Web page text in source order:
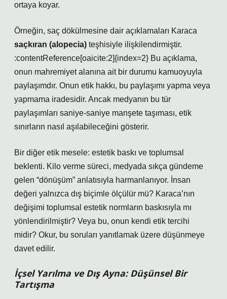
ortaya koyar.
Örneğin, saç dökülmesine dair açıklamaları Karaca
saçkıran (alopecia) teşhisiyle ilişkilendirmiştir.
:contentReference[oaicite:2]{index=2} Bu açıklama,
onun mahremiyet alanına ait bir durumu kamuoyuyla
paylaşımdır. Onun etik hakkı, bu paylaşımı yapma veya
yapmama iradesidir. Ancak medyanın bu tür
paylaşımları saniye-saniye manşete taşıması, etik
sınırların nasıl aşılabileceğini gösterir.
Bir diğer etik mesele: estetik baskı ve toplumsal
beklenti. Kilo verme süreci, medyada sıkça gündeme
gelen “dönüşüm” anlatısıyla harmanlanıyor. İnsan
değeri yalnızca dış biçimle ölçülür mü? Karaca’nın
değişimi toplumsal estetik normların baskısıyla mı
yönlendirilmiştir? Veya bu, onun kendi etik tercihi
midir? Okur, bu soruları yanıtlamak üzere düşünmeye
davet edilir.
İçsel Yarılma ve Dış Ayna: Düşünsel Bir
Tartışma